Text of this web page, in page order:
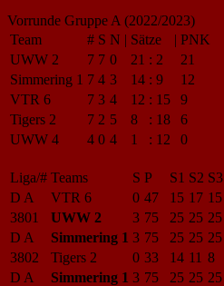
Vorrunde Gruppe A (2022/2023)
Team
# S N | Sätze | PNK
UWW 2
7 7 0 21 : 2
21
Simmering 1 7 4 3 14 : 9
12
VTR 6
7 3 4 12 : 15
9
Tigers 2
7 2 5 8 : 18
6
UWW 4
4 0 4 1 : 12 0
Liga/# Teams S P S1 S2 S3
D A
VTR 6 0 47 15 17 15
3801
UWW 2 3 75 25 25 25
D A
Simmering 1 3 75 25 25 25
3802
Tigers 2 0 33 14 11 8
D A
Simmering 1 3 75 25 25 25